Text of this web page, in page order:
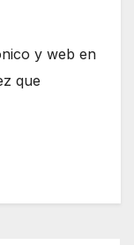
y web en
que